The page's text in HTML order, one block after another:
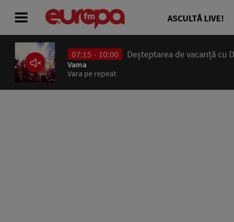
ASCULTĂ LIVE!
07:15 - 10:00 Deșteptarea de vacanță cu
Vama
Vara pe repeat
ACASĂ
ȘTIRI